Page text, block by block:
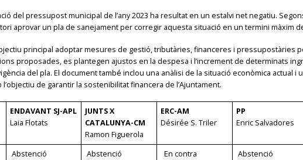
del pressupost municipal de l’any 2023 ha resultat en un estalvi net negatiu.
aprovar un pla de sanejament per corregir aquesta situació en un termini màxim
principal adoptar mesures de gestió, tributàries, financeres i pressupostàries
proposades, es plantegen ajustos en la despesa i l’increment de determinats
del pla. El document també inclou una anàlisi de la situació econòmica actual i
de garantir la sostenibilitat financera de l’Ajuntament.
ENDAVANT SJ-APL
Laia Flotats
JUNTS X
CATALUNYA-CM
Ramon Figuerola
ERC-AM
Désirée S. Triler
PP
Enric Salvadores
Abstenció Abstenció En contra Abstenció